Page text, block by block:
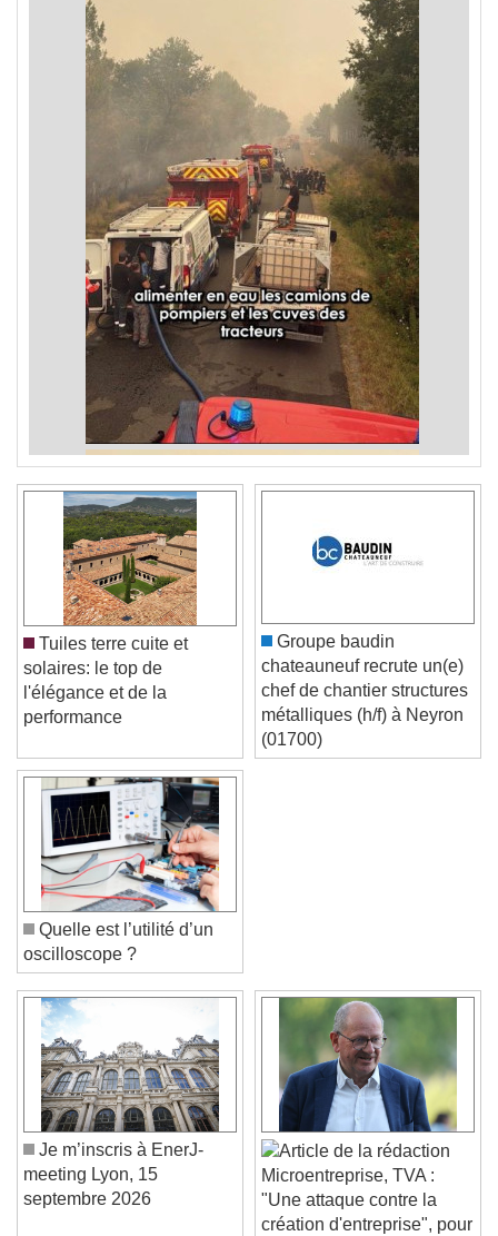
Video Player is loading.
Play Video
Play
Skip Backward
Skip Forward
Unmute
Current Time
/
Tuiles terre cuite et
solaires: le top de
l'élégance et de la
Groupe baudin
chateauneuf recrute un(e)
chef de chantier structures
métalliques (h/f) à Neyron
(01700)
Quelle est l’utilité d’un
oscilloscope ?
Je m’inscris à EnerJ-
meeting Lyon, 15
Microentreprise, TVA :
"Une attaque contre la